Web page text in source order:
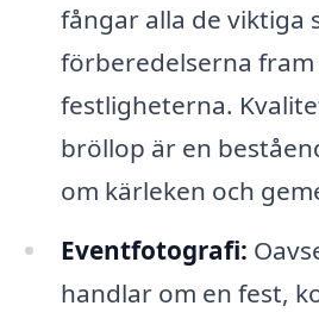
fångar alla de viktiga
förberedelserna
festligheterna.
bröllop är en
om kärleken och
Eventfotografi:
handlar om en fest,